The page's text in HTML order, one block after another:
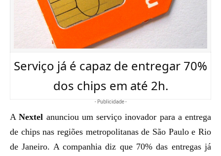
Serviço já é capaz de entregar 70%
dos chips em até 2h.
- Publicidade -
ANextel anunciou um serviço inovador para a entrega
de chips nas regiões metropolitanas de São Paulo e Rio
de Janeiro. A companhia diz que 70% das entregas já